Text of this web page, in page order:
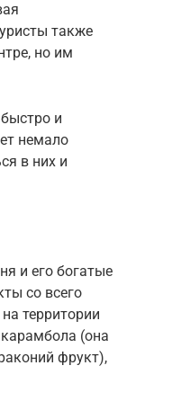
также
но им
и
немало
в них и
и его богатые
со всего
территории
(она
фрукт),